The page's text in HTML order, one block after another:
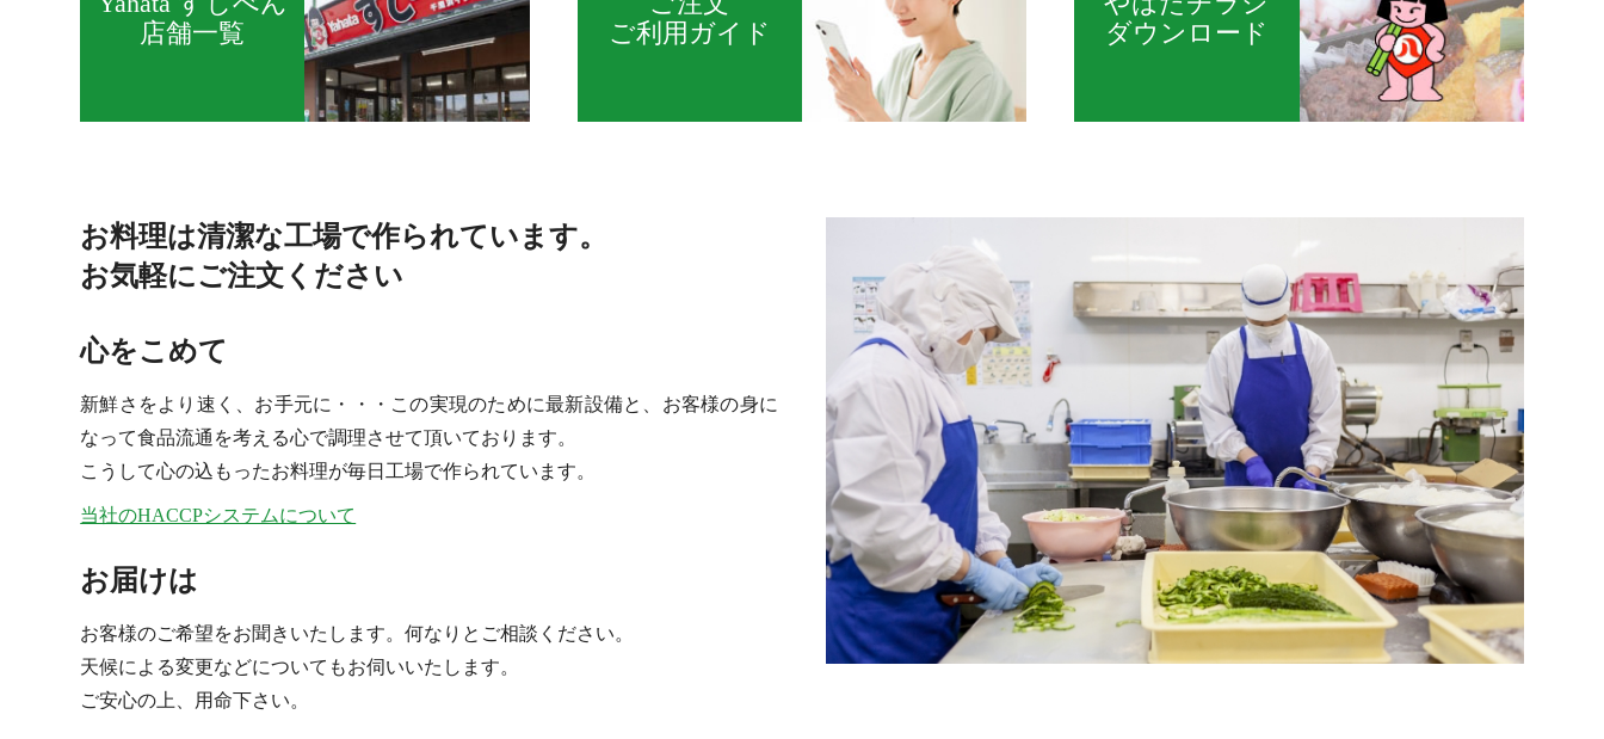
店舗一覧
ご利用ガイド
ダウンロード
お料理は清潔な工場で作られています。
お気軽にご注文ください
心をこめて
新鮮さをより速く、お手元に・・・この実現のために最新設備と、お客様の身に
なって食品流通を考える心で調理させて頂いております。
こうして心の込もったお料理が毎日工場で作られています。
当社のHACCPシステムについて
お届けは
お客様のご希望をお聞きいたします。何なりとご相談ください。
天候による変更などについてもお伺いいたします。
ご安心の上、用命下さい。